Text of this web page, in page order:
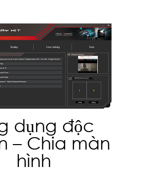
dụng độc
– Chia màn
hình